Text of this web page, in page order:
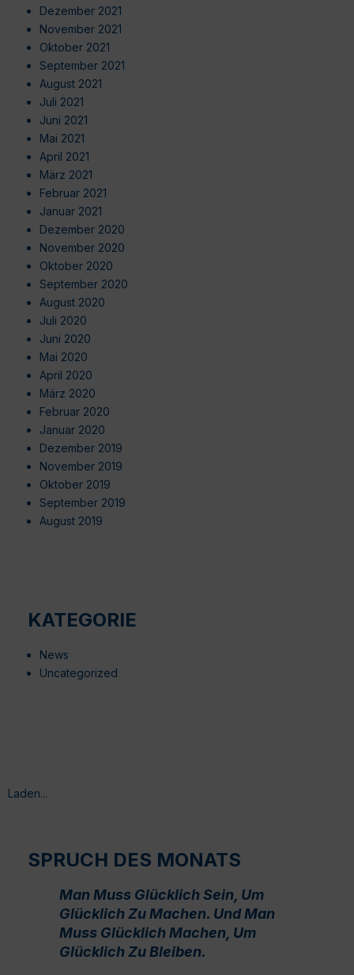
Dezember 2021
November 2021
Oktober 2021
September 2021
August 2021
Juli 2021
Juni 2021
Mai 2021
April 2021
März 2021
Februar 2021
Januar 2021
Dezember 2020
November 2020
Oktober 2020
September 2020
August 2020
Juli 2020
Juni 2020
Mai 2020
April 2020
März 2020
Februar 2020
Januar 2020
Dezember 2019
November 2019
Oktober 2019
September 2019
August 2019
KATEGORIE
News
Uncategorized
Laden...
SPRUCH DES MONATS
Man Muss Glücklich Sein, Um
Glücklich Zu Machen. Und Man
Muss Glücklich Machen, Um
Glücklich Zu Bleiben.